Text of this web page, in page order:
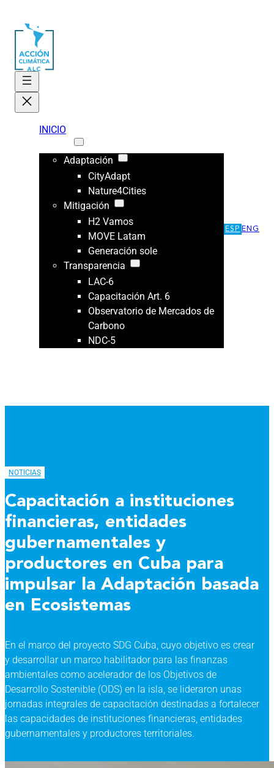
INICIO
Adaptación
CityAdapt
Nature4Cities
Mitigación
H2 Vamos
MOVE Latam
Generación sole
Transparencia
LAC-6
Capacitación Art. 6
Observatorio de Mercados de
Carbono
NDC-5
ESP ENG
NOTICIAS
Capacitación a instituciones
financieras, entidades
gubernamentales y
productores en Cuba para
impulsar la Adaptación basada
en Ecosistemas
En el marco del proyecto SDG Cuba, cuyo objetivo es crear
y desarrollar un marco habilitador para las finanzas
ambientales como acelerador de los Objetivos de
Desarrollo Sostenible (ODS) en la isla, se lideraron unas
jornadas integrales de capacitación destinadas a fortalecer
las capacidades de instituciones financieras, entidades
gubernamentales y productores territoriales.